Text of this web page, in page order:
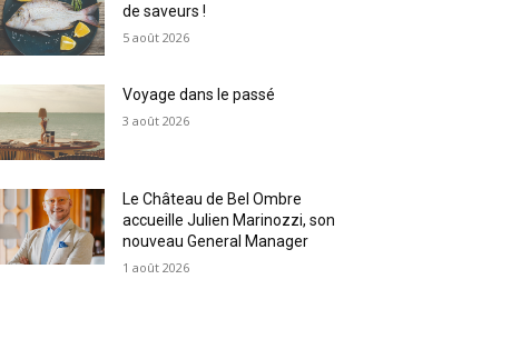
de saveurs !
5 août 2026
Voyage dans le passé
3 août 2026
Le Château de Bel Ombre
accueille Julien Marinozzi, son
nouveau General Manager
1 août 2026